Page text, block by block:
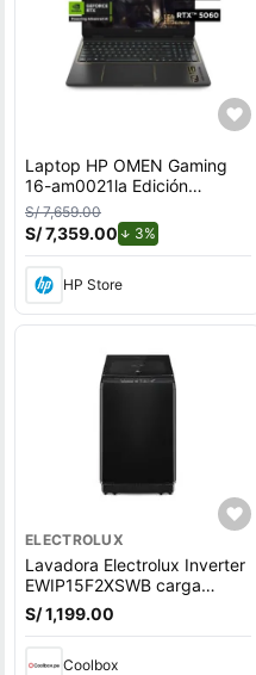
Laptop HP OMEN Gaming
16-am0021la Edición
League of Legends, Intel
Core i7, 16 GB RAM, GPU
NVIDIA GeForce RTX™ 5060
Windows 11 Home con
S/ 7,659.00
S/ 7,359.00 3%
HP Store
ELECTROLUX
Lavadora Electrolux Inverter
EWIP15F2XSWB carga
superior, capacidad 15 kg,
negro
S/ 1,199.00
Coolbox